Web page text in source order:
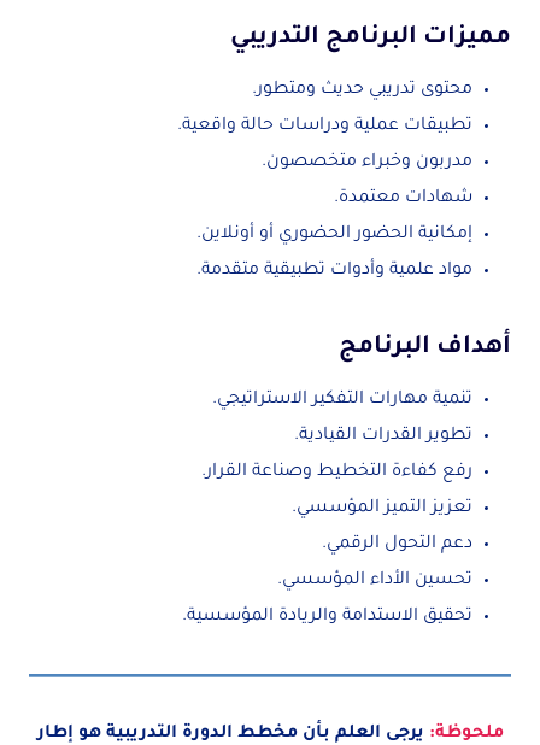
مميزات البرنامج التدريبي
محتوى تدريبي حديث ومتطور.
تطبيقات عملية ودراسات حالة واقعية.
مدربون وخبراء متخصصون.
شهادات معتمدة.
إمكانية الحضور الحضوري أو أونلاين.
مواد علمية وأدوات تطبيقية متقدمة.
أهداف البرنامج
تنمية مهارات التفكير الاستراتيجي.
تطوير القدرات القيادية.
رفع كفاءة التخطيط وصناعة القرار.
تعزيز التميز المؤسسي.
دعم التحول الرقمي.
تحسين الأداء المؤسسي.
تحقيق الاستدامة والريادة المؤسسية.
ملحوظة: يرجى العلم بأن مخطط الدورة التدريبية هو إطار